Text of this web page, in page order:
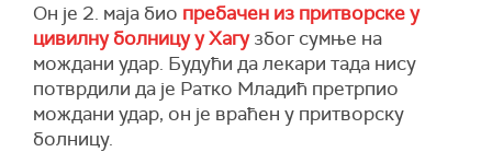
Он је 2. маја био пребачен из притворске у
цивилну болницу у Хагузбог сумње на
мождани удар. Будући да лекари тада нису
потврдили да је Ратко Младић претрпио
мождани удар, он је враћен у притворску
болницу.